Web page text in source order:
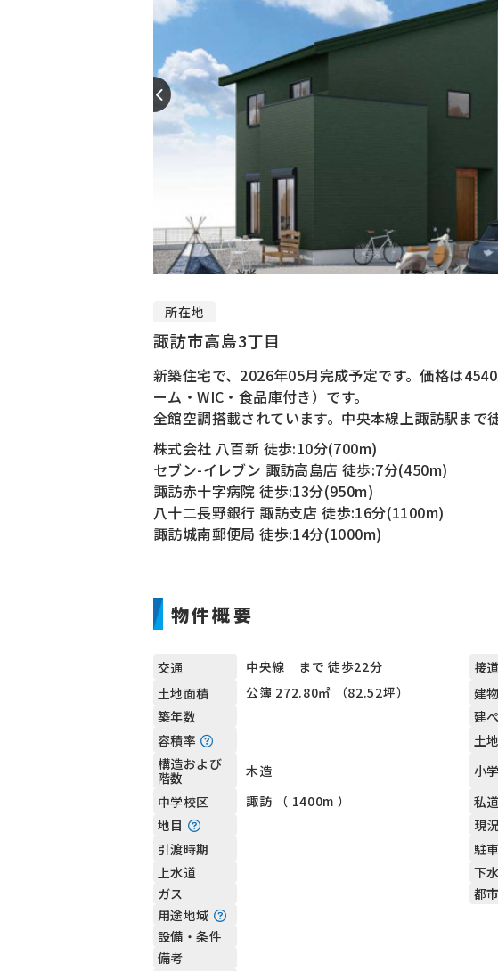
所在地
諏訪市高島3丁目
新築住宅で、2026年05月完成予定です。価格は
ーム・WIC・食品庫付き）です。
全館空調搭載されています。中央本線上諏訪駅まで
株式会社 八百新 徒歩:10分(700m)
セブン-イレブン 諏訪高島店 徒歩:7分(450m)
諏訪赤十字病院 徒歩:13分(950m)
八十二長野銀行 諏訪支店 徒歩:16分(1100m)
諏訪城南郵便局 徒歩:14分(1000m)
物件概要
交通 中央線 まで 徒歩22分
接
土地面積
公簿 272.80㎡ （82.52坪） 建
築年数
建
容積率
土
構造および
階数
木造 小
中学校区
諏訪 （ 1400m ）
私
地目
現況
引渡時期
駐
上水道
下
ガス
都
用途地域
設備・条件
備考